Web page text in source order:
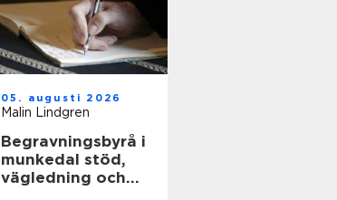
05. augusti 2026
Malin Lindgren
Begravningsbyrå i
munkedal stöd,
vägledning och